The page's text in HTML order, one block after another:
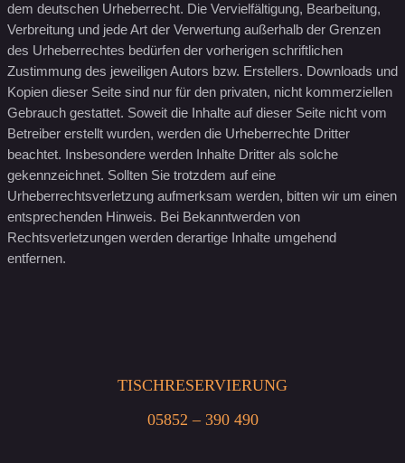
dem deutschen Urheberrecht. Die Vervielfältigung, Bearbeitung,
Verbreitung und jede Art der Verwertung außerhalb der Grenzen
des Urheberrechtes bedürfen der vorherigen schriftlichen
Zustimmung des jeweiligen Autors bzw. Erstellers. Downloads und
Kopien dieser Seite sind nur für den privaten, nicht kommerziellen
Gebrauch gestattet. Soweit die Inhalte auf dieser Seite nicht vom
Betreiber erstellt wurden, werden die Urheberrechte Dritter
beachtet. Insbesondere werden Inhalte Dritter als solche
gekennzeichnet. Sollten Sie trotzdem auf eine
Urheberrechtsverletzung aufmerksam werden, bitten wir um einen
entsprechenden Hinweis. Bei Bekanntwerden von
Rechtsverletzungen werden derartige Inhalte umgehend
entfernen.
TISCHRESERVIERUNG
05852 – 390 490